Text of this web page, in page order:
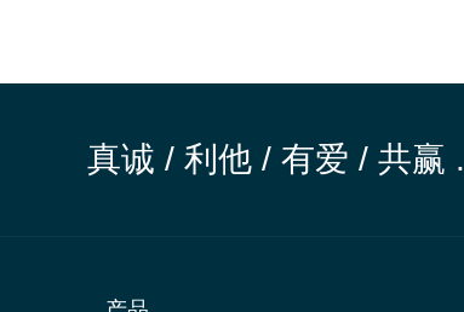
真诚 / 利他 / 有爱 / 共赢 .